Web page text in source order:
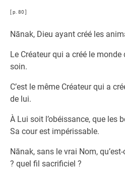
[ p. 80 ]
Nānak, Dieu ayant créé les
Le Créateur qui a créé le
soin.
C’est le même Créateur qui a
de lui.
À Lui soit l’obéissance, que les
Sa cour est impérissable.
Nānak, sans le vrai Nom,
? quel fil sacrificiel ?